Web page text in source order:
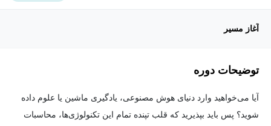
آغاز مسیر
توضیحات دوره
آیا می‌خواهید وارد دنیای هوش مصنوعی، یادگیری ماشین یا علوم داده
شوید؟ پس باید بپذیرید که قلب تپنده تمام این تکنولوژی‌ها، محاسبات